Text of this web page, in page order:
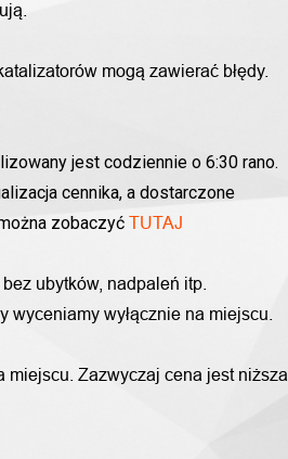
mogą zawierać błędy.
jest codziennie o 6:30 rano.
cennika, a dostarczone
zobaczyć TUTAJ
ubytków, nadpaleń itp.
wyłącznie na miejscu.
miejscu. Zazwyczaj cena jest niższa